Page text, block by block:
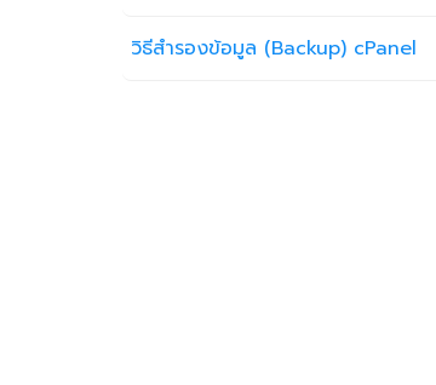
วิธีสำรองข้อมูล (Backup) cPanel